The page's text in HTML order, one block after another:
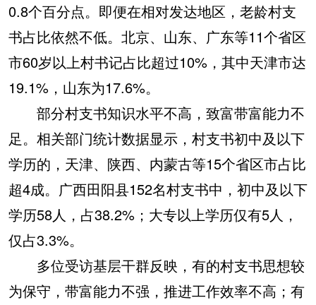
0.8个百分点。即便在相对发达地区，老龄村支
书占比依然不低。北京、山东、广东等11个省区
市60岁以上村书记占比超过10%，其中天津市达
19.1%，山东为17.6%。
部分村支书知识水平不高，致富带富能力不
足。相关部门统计数据显示，村支书初中及以下
学历的，天津、陕西、内蒙古等15个省区市占比
超4成。广西田阳县152名村支书中，初中及以下
学历58人，占38.2%；大专以上学历仅有5人，
仅占3.3%。
多位受访基层干群反映，有的村支书思想较
为保守，带富能力不强，推进工作效率不高；有